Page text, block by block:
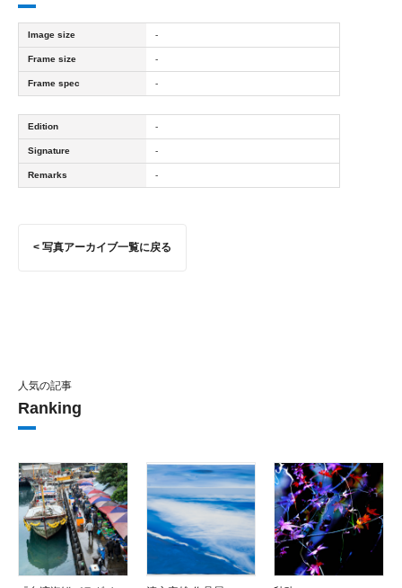
Image size -
Frame size -
Frame spec -
Edition -
Signature -
Remarks -
< 写真アーカイブ一覧に戻る
人気の記事
Ranking